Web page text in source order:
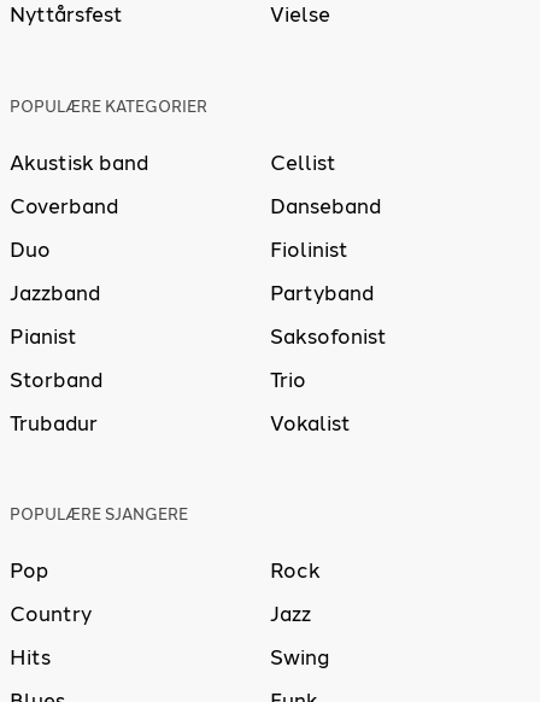
Nyttårsfest
Vielse
POPULÆRE KATEGORIER
Akustisk band
Cellist
Coverband
Danseband
Duo
Fiolinist
Jazzband
Partyband
Pianist
Saksofonist
Storband
Trio
Trubadur
Vokalist
POPULÆRE SJANGERE
Pop
Rock
Country
Jazz
Hits
Swing